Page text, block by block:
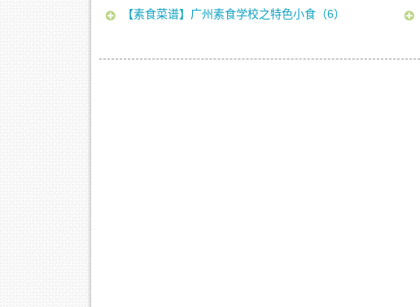
【素食菜谱】广州素食学校之特色小食（6）